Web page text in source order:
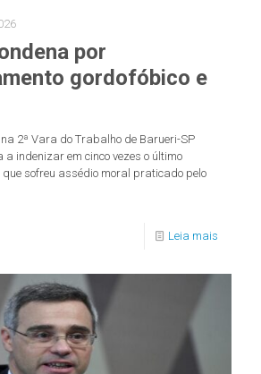
por
gordofóbico e
2ª Vara do Trabalho de Barueri-SP
a indenizar em cinco vezes o último
sofreu assédio moral praticado pelo
Leia mais